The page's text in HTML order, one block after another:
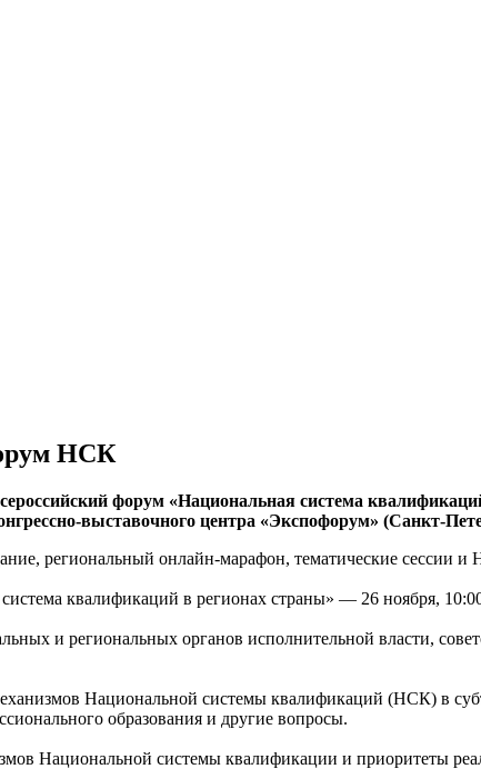
НСК
форум «Национальная система
выставочного центра «Экспофорум» (Санкт-
региональный онлайн-марафон, тематические сессии и
квалификаций в регионах страны» — 26 ноября,
и региональных органов исполнительной власти,
Национальной системы квалификаций (НСК) в
образования и другие вопросы.
Национальной системы квалификации и приоритеты